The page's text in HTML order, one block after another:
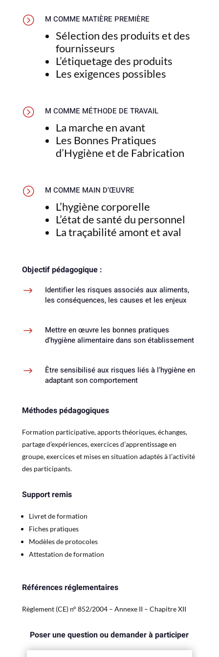
= M COMME MATIÈRE PREMIÈRE
Sélection des produits et des
fournisseurs
L’étiquetage des produits
Les exigences possibles
= M COMME MÉTHODE DE TRAVAIL
La marche en avant
Les Bonnes Pratiques
d’Hygiène et de Fabrication
= M COMME MAIN D’ŒUVRE
L’hygiène corporelle
L’état de santé du personnel
La traçabilité amont et aval
Objectif pédagogique :
$
Identifier les risques associés aux aliments,
les conséquences, les causes et les enjeux
$
Mettre en œuvre les bonnes pratiques
d’hygiène alimentaire dans son établissement
$
Être sensibilisé aux risques liés à l’hygiène en
adaptant son comportement
Méthodes pédagogiques
Formation participative, apports théoriques, échanges,
partage d’expériences, exercices d’apprentissage en
groupe, exercices et mises en situation adaptés à l’activité
des participants.
Support remis
Livret de formation
Fiches pratiques
Modèles de protocoles
Attestation de formation
Références réglementaires
Règlement (CE) n° 852/2004 – Annexe II – Chapitre XII
Poser une question ou demander à participer